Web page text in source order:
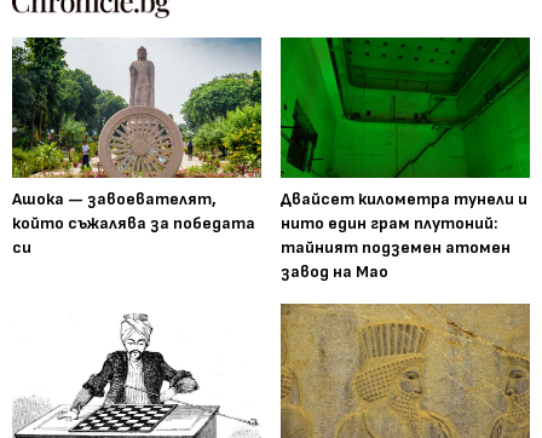
Ашока — завоевателят,
който съжалява за победата
си
Двайсет километра тунели и
нито един грам плутоний:
тайният подземен атомен
завод на Мао